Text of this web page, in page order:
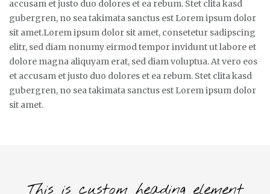
accusam et justo duo dolores et ea rebum. Stet clita kasd
gubergren, no sea takimata sanctus est Lorem ipsum dolor
sit amet.Lorem ipsum dolor sit amet, consetetur sadipscing
elitr, sed diam nonumy eirmod tempor invidunt ut labore et
dolore magna aliquyam erat, sed diam voluptua. At vero eos
et accusam et justo duo dolores et ea rebum. Stet clita kasd
gubergren, no sea takimata sanctus est Lorem ipsum dolor
sit amet.